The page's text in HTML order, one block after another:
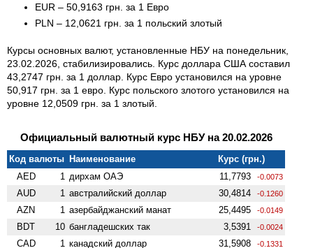
EUR – 50,9163 грн. за 1 Евро
PLN – 12,0621 грн. за 1 польский злотый
Курсы основных валют, установленные НБУ на понедельник,
23.02.2026, стабилизировались. Курс доллара США составил
43,2747 грн. за 1 доллар. Курс Евро установился на уровне
50,917 грн. за 1 евро. Курс польского злотого установился на
уровне 12,0509 грн. за 1 злотый.
Официальный валютный курс НБУ на 20.02.2026
Код валюты Наименование
Курс (грн.)
AED
1 дирхам ОАЭ 11,7793 -0.0073
AUD 1 австралийский доллар 30,4814 -0.1260
AZN 1 азербайджанский манат 25,4495 -0.0149
BDT 10 бангладешских так 3,5391 -0.0024
CAD 1 канадский доллар 31,5908 -0.1331